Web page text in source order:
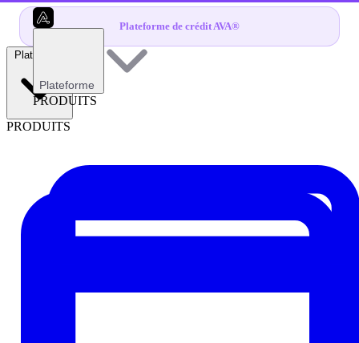
Plateforme de crédit AVA®
Plateforme
PRODUITS
Plateforme
PRODUITS